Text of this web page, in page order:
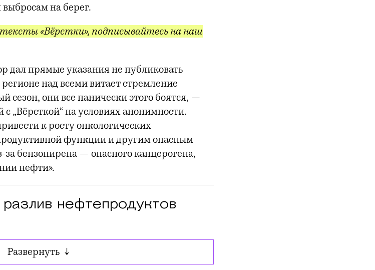
на берег.
«Вёрстки», подписывайтесь на наш
дал прямые указания не публиковать
над всеми витает стремление
сезон, они все панически этого боятся, —
„Вёрсткой“ на условиях анонимности.
к росту онкологических
функции и другим опасным
за бензопирена — опасного канцерогена,
нефти».
нефтепродуктов
Развернуть ↓